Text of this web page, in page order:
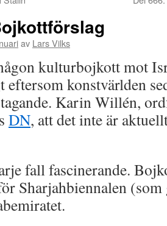
av Lars Vilks
kulturbojkott mot
eftersom konstvärlden
Karin Willén,
DN, att det inte är
fall fascinerande.
Sharjahbiennalen